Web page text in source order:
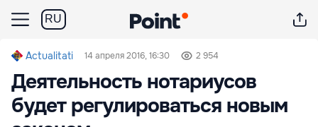
RU
Actualitati 14 апреля 2016, 16:30 2 954
Деятельность нотариусов
будет регулироваться новым